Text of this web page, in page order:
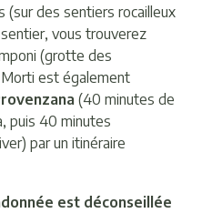
(sur des sentiers rocailleux
vous trouverez
(grotte des
est également
(40 minutes de
puis 40 minutes
par un itinéraire
est déconseillée